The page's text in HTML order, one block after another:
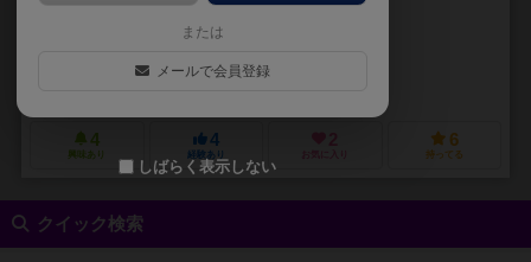
こってり工房（Kotteri Kobo）
4
興味あり
4
経験あり お気に入り
6
持ってる
クイック検索
または
メールで会員登録
しばらく表示しない